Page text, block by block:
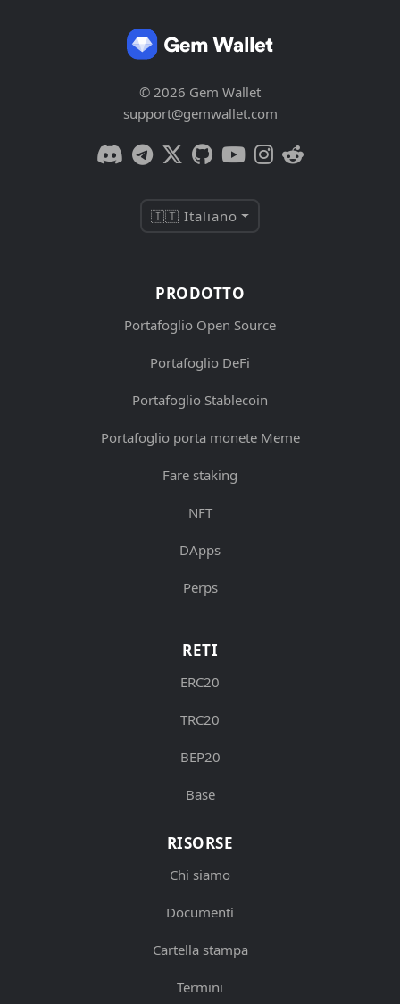
© 2026 Gem Wallet
support@gemwallet.com
🇮🇹 Italiano
PRODOTTO
Portafoglio Open Source
Portafoglio DeFi
Portafoglio Stablecoin
Portafoglio porta monete Meme
Fare staking
NFT
DApps
Perps
RETI
ERC20
TRC20
BEP20
Base
RISORSE
Chi siamo
Documenti
Cartella stampa
Termini